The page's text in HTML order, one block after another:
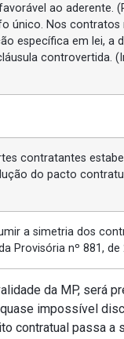
ao aderente.
único. Nos
específica em lei, a
controvertida.
contratantes
do pacto
a simetria dos
Provisória nº 881, de
da MP, será
impossível
contratual passa a